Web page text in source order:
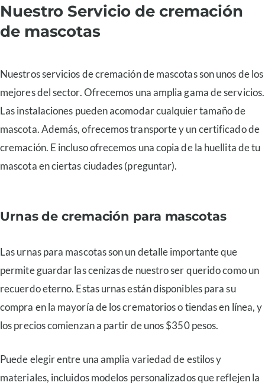
Nuestro Servicio de cremación
de mascotas
Nuestros servicios de cremación de mascotas son unos de los
mejores del sector. Ofrecemos una amplia gama de servicios.
Las instalaciones pueden acomodar cualquier tamaño de
mascota. Además, ofrecemos transporte y un certificado de
cremación. E incluso ofrecemos una copia de la huellita de tu
mascota en ciertas ciudades (preguntar).
Urnas de cremación para mascotas
Las urnas para mascotas son un detalle importante que
permite guardar las cenizas de nuestro ser querido como un
recuerdo eterno. Estas urnas están disponibles para su
compra en la mayoría de los crematorios o tiendas en línea, y
los precios comienzan a partir de unos $350 pesos.
Puede elegir entre una amplia variedad de estilos y
materiales, incluidos modelos personalizados que reflejen la